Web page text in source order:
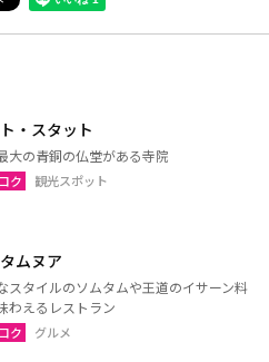
・スタット
大の青銅の仏堂がある寺院
ク 観光スポット
ムヌア
スタイルのソムタムや王道のイサーン料
わえるレストラン
ク グルメ